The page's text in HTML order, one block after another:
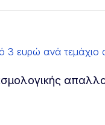
3 ευρώ ανά τεμάχιο